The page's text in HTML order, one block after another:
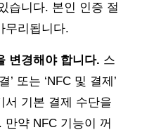
습니다. 본인 인증 절
무리됩니다.
변경해야 합니다. 스
’ 또는 ‘NFC 및 결제’
서 기본 결제 수단을
약 NFC 기능이 꺼